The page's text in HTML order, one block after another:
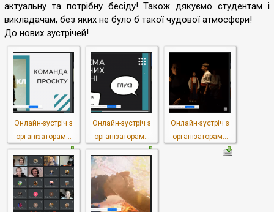
актуальну та потрібну бесіду! Також дякуємо студентам і
викладачам, без яких не було б такої чудової атмосфери!
До нових зустрічей!
Онлайн-зустріч з
організаторам...
Онлайн-зустріч з
організаторам...
Онлайн-зустріч з
організаторам...